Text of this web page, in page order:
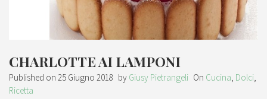
CHARLOTTE AI LAMPONI
Published on 25 Giugno 2018 by Giusy Pietrangeli On Cucina, Dolci,
Ricetta